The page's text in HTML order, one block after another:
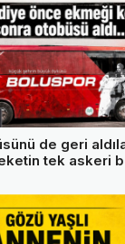
de geri
tek askeri